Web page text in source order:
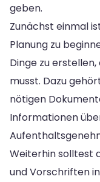
geben.
Zunächst einmal
Planung zu
Dinge zu
musst. Dazu
nötigen
Informationen
Weiterhin solltest
und Vorschriften